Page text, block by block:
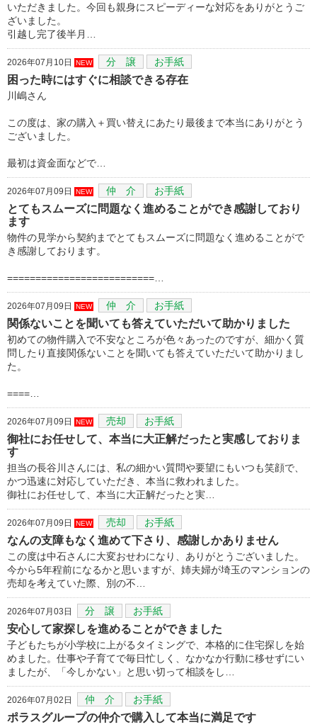
いただきました。今回も親身にスピーディーな対応をありがとうご
ざいました。
引越し完了後半月…
2026年07月10日 NEW 分 譲 お手紙
困った時にはすぐに相談できる存在
川嶋さん
この度は、家の購入＋買い替えにあたり最後まで本当にありがとう
ございました。
最初は資金面などで…
2026年07月09日 NEW 仲 介 お手紙
とてもスムーズに問題なく進めることができ感謝しており
ます
物件の見学から契約までとてもスムーズに問題なく進めることがで
き感謝しております。
==========================…
2026年07月09日 NEW 仲 介 お手紙
関係ないことを聞いても答えていただいて助かりました
初めての物件購入で不安なところが色々あったのですが、細かく質
問したり直接関係ないことを聞いても答えていただいて助かりまし
た。
====…
2026年07月09日 NEW 売却 お手紙
御社にお任せして、本当に大正解だったと実感しておりま
す
担当の長谷川さんには、私の細かい質問や要望にもいつも笑顔で、
かつ迅速に対応していただき、本当に救われました。
御社にお任せして、本当に大正解だったと実…
2026年07月09日 NEW 売却 お手紙
なんの支障もなく進めて下さり、感謝しかありません
この度は中石さんに大変おせわになり、ありがとうございました。
今から5年程前になるかと思いますが、姉夫婦が埼玉のマンションの
売却を考えていた際、別の不…
2026年07月03日 分 譲 お手紙
安心して家探しを進めることができました
子どもたちが小学校に上がるタイミングで、本格的に住宅探しを始
めました。仕事や子育てで毎日忙しく、なかなか行動に移せずにい
ましたが、「今しかない」と思い切って相談をし…
2026年07月02日 仲 介 お手紙
ポラスグループの仲介で購入して本当に満足です